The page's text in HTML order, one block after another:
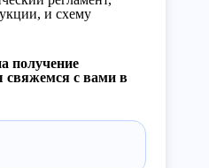
и схему
получение
свяжемся с вами в